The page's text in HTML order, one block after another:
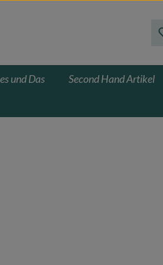
und Das Second Hand Artikel